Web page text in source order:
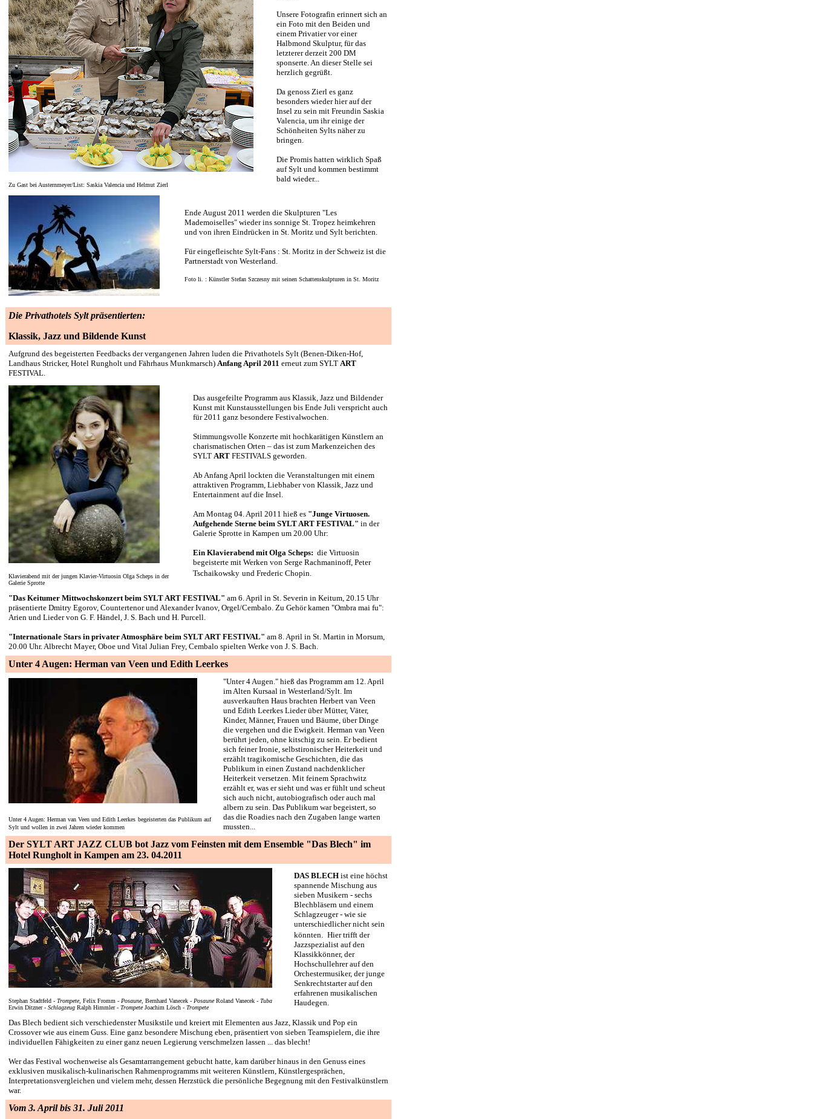
Zu Gast bei Austernmeyer/List: Saskia Valencia und Helmut Zierl
Unsere Fotografin erinnert sich an
ein Foto mit den Beiden und
einem Privatier vor einer
Halbmond Skulptur, für das
letzterer derzeit 200 DM
sponserte. An dieser Stelle sei
herzlich gegrüßt.
Da genoss Zierl es ganz
besonders wieder hier auf der
Insel zu sein mit Freundin Saskia
Valencia, um ihr einige der
Schönheiten Sylts näher zu
bringen.
Die Promis hatten wirklich Spaß
auf Sylt und kommen bestimmt
bald wieder...
Ende August 2011 werden die Skulpturen "Les
Mademoiselles" wieder ins sonnige St. Tropez heimkehren
und von ihren Eindrücken in St. Moritz und Sylt berichten.
Für eingefleischte Sylt-Fans : St. Moritz in der Schweiz ist die
Partnerstadt von Westerland.
Foto li. : Künstler Stefan Szczesny mit seinen Schattenskulpturen in St. Moritz
Die Privathotels Sylt präsentierten:
Klassik, Jazz und Bildende Kunst
Aufgrund des begeisterten Feedbacks der vergangenen Jahren luden die Privathotels Sylt (Benen-Diken-Hof,
Landhaus Stricker, Hotel Rungholt und Fährhaus Munkmarsch) Anfang April 2011 erneut zum SYLT ART
FESTIVAL.
Klavierabend mit der jungen Klavier-Virtuosin Olga Scheps in der
Galerie Sprotte
Das ausgefeilte Programm aus Klassik, Jazz und Bildender
Kunst mit Kunstausstellungen bis Ende Juli verspricht auch
für 2011 ganz besondere Festivalwochen.
Stimmungsvolle Konzerte mit hochkarätigen Künstlern an
charismatischen Orten – das ist zum Markenzeichen des
SYLT ART FESTIVALS geworden.
Ab Anfang April lockten die Veranstaltungen mit einem
attraktiven Programm, Liebhaber von Klassik, Jazz und
Entertainment auf die Insel.
Am Montag 04. April 2011 hieß es "Junge Virtuosen.
Aufgehende Sterne beim SYLT ART FESTIVAL" in der
Galerie Sprotte in Kampen um 20.00 Uhr:
Ein Klavierabend mit Olga Scheps: die Virtuosin
begeisterte mit Werken von Serge Rachmaninoff, Peter
Tschaikowsky und Frederic Chopin.
"Das Keitumer Mittwochskonzert beim SYLT ART FESTIVAL" am 6. April in St. Severin in Keitum, 20.15 Uhr
präsentierte Dmitry Egorov, Countertenor und Alexander Ivanov, Orgel/Cembalo. Zu Gehör kamen "Ombra mai fu":
Arien und Lieder von G. F. Händel, J. S. Bach und H. Purcell.
"Internationale Stars in privater Atmosphäre beim SYLT ART FESTIVAL" am 8. April in St. Martin in Morsum,
20.00 Uhr. Albrecht Mayer, Oboe und Vital Julian Frey, Cembalo spielten Werke von J. S. Bach.
Unter 4 Augen: Herman van Veen und Edith Leerkes
Unter 4 Augen: Herman van Veen und Edith Leerkes begeisterten das Publikum auf
Sylt und wollen in zwei Jahren wieder kommen
"Unter 4 Augen." hieß das Programm am 12. April
im Alten Kursaal in Westerland/Sylt. Im
ausverkauften Haus brachten Herbert van Veen
und Edith Leerkes Lieder über Mütter, Väter,
Kinder, Männer, Frauen und Bäume, über Dinge
die vergehen und die Ewigkeit. Herman van Veen
berührt jeden, ohne kitschig zu sein. Er bedient
sich feiner Ironie, selbstironischer Heiterkeit und
erzählt tragikomische Geschichten, die das
Publikum in einen Zustand nachdenklicher
Heiterkeit versetzen. Mit feinem Sprachwitz
erzählt er, was er sieht und was er fühlt und scheut
sich auch nicht, autobiografisch oder auch mal
albern zu sein. Das Publikum war begeistert, so
das die Roadies nach den Zugaben lange warten
mussten...
Der SYLT ART JAZZ CLUB bot Jazz vom Feinsten mit dem Ensemble "Das Blech" im
Hotel Rungholt in Kampen am 23. 04.2011
Stephan Stadtfeld - Trompete, Felix Fromm - Posaune, Bernhard Vanecek - Posaune Roland Vanecek - Tuba
Erwin Ditzner- Schlagzeug Ralph Himmler- Trompete Joachim Lösch - Trompete
DAS BLECH ist eine höchst
spannende Mischung aus
sieben Musikern - sechs
Blechbläsern und einem
Schlagzeuger - wie sie
unterschiedlicher nicht sein
könnten. Hier trifft der
Jazzspezialist auf den
Klassikkönner, der
Hochschullehrer auf den
Orchestermusiker, der junge
Senkrechtstarter auf den
erfahrenen musikalischen
Haudegen.
Das Blech bedient sich verschiedenster Musikstile und kreiert mit Elementen aus Jazz, Klassik und Pop ein
Crossover wie aus einem Guss. Eine ganz besondere Mischung eben, präsentiert von sieben Teamspielern, die ihre
individuellen Fähigkeiten zu einer ganz neuen Legierung verschmelzen lassen ... das blecht!
Wer das Festival wochenweise als Gesamtarrangement gebucht hatte, kam darüber hinaus in den Genuss eines
exklusiven musikalisch-kulinarischen Rahmenprogramms mit weiteren Künstlern, Künstlergesprächen,
Interpretationsvergleichen und vielem mehr, dessen Herzstück die persönliche Begegnung mit den Festivalkünstlern
war.
Vom 3. April bis 31. Juli 2011